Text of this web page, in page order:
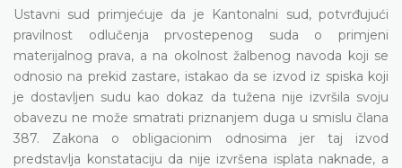
Ustavni sud primjećuje da je Kantonalni sud, potvrđujući
pravilnost odlučenja prvostepenog suda o primjeni
materijalnog prava, a na okolnost žalbenog navoda koji se
odnosio na prekid zastare, istakao da se izvod iz spiska koji
je dostavljen sudu kao dokaz da tužena nije izvršila svoju
obavezu ne može smatrati priznanjem duga u smislu člana
387. Zakona o obligacionim odnosima jer taj izvod
predstavlja konstataciju da nije izvršena isplata naknade, a